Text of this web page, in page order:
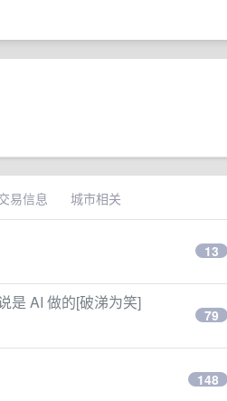
易信息 城市相关
13
是 AI 做的[破涕为笑]
79
148